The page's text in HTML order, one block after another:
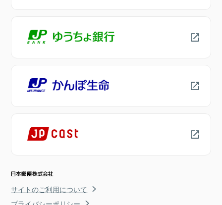
サイトのご利用について